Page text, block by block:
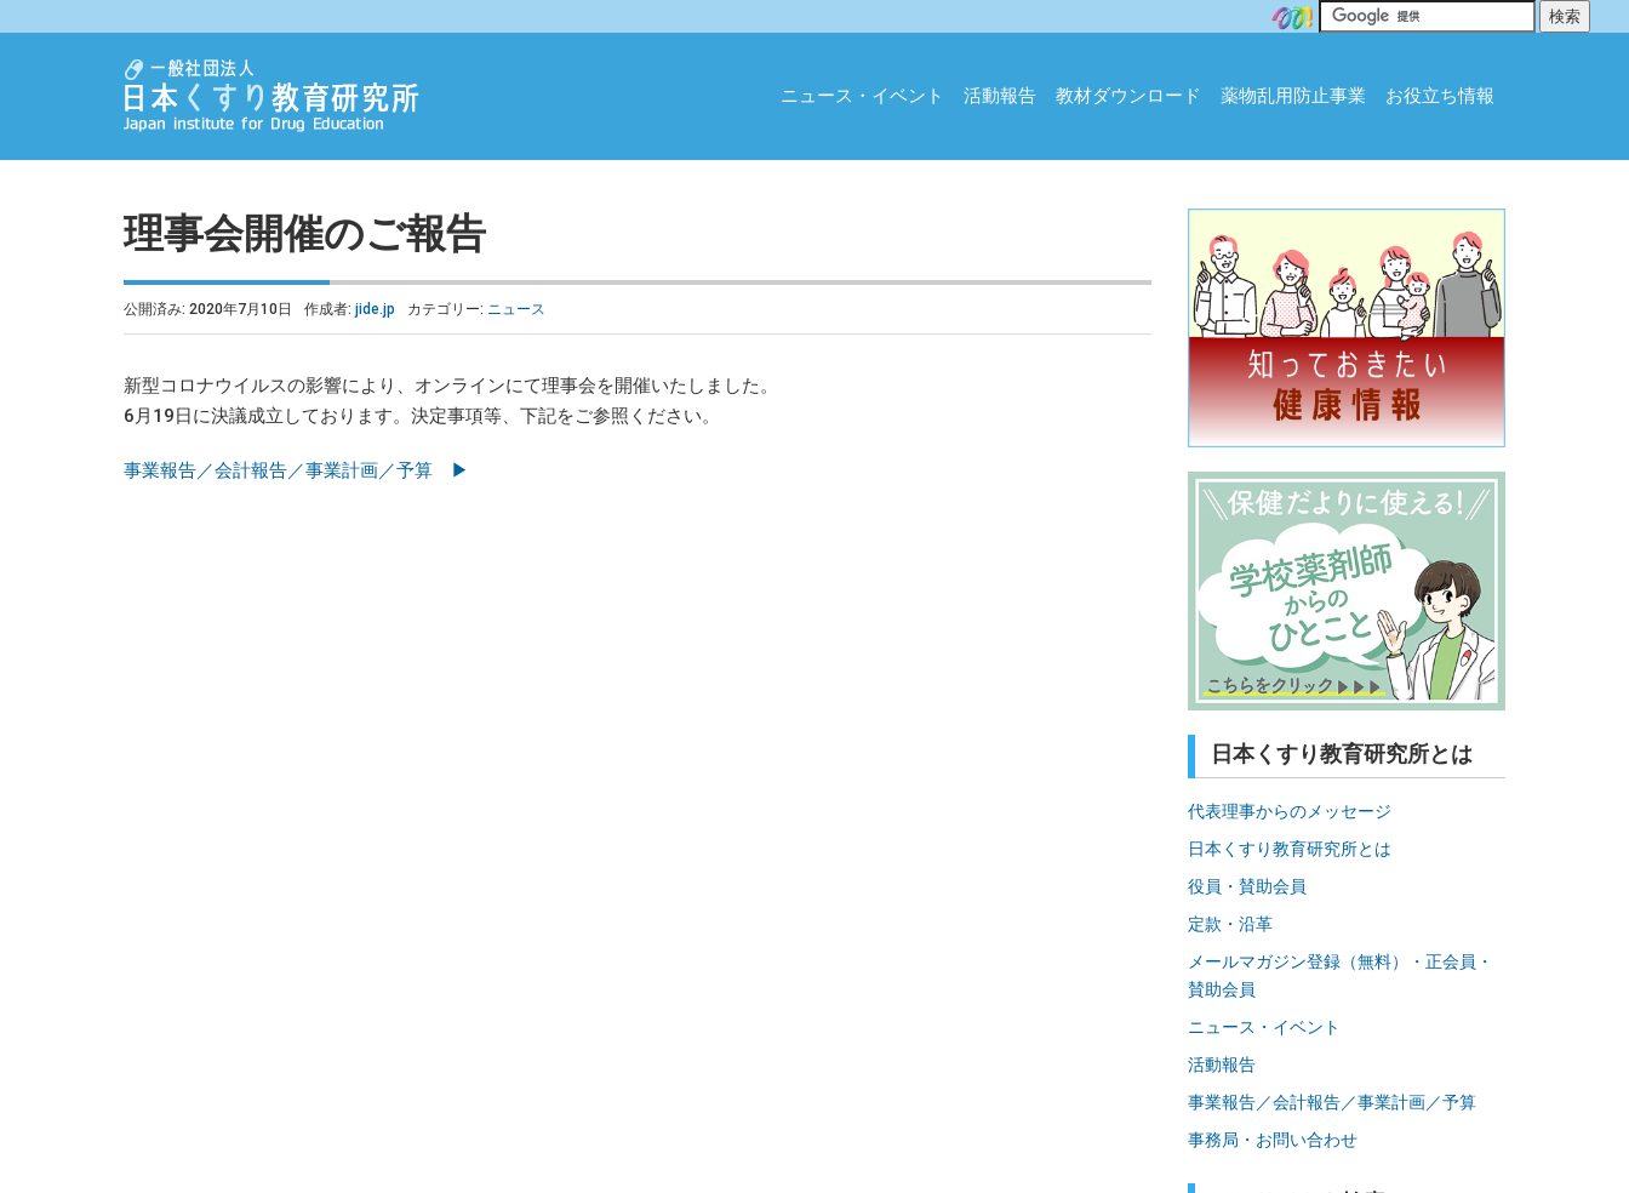
ニュース・イベント 活動報告 教材ダウンロード 薬物乱用防止事業 お役立ち情報
理事会開催のご報告
公開済み: 2020年7月10日 作成者: jide.jp カテゴリー: ニュース
新型コロナウイルスの影響により、オンラインにて理事会を開催いたしました。
6月19日に決議成立しております。決定事項等、下記をご参照ください。
事業報告／会計報告／事業計画／予算 ▶
日本くすり教育研究所とは
代表理事からのメッセージ
日本くすり教育研究所とは
役員・賛助会員
定款・沿革
メールマガジン登録（無料）・正会員・
賛助会員
ニュース・イベント
活動報告
事業報告／会計報告／事業計画／予算
事務局・お問い合わせ